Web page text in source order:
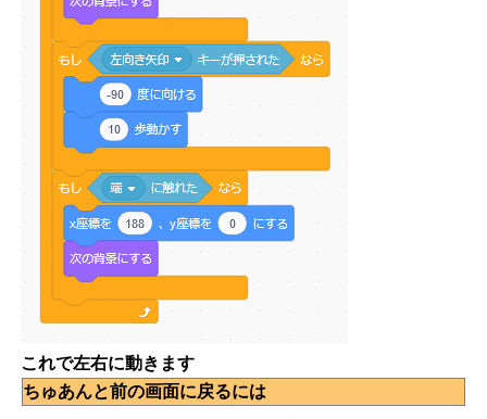
これで左右に動きます
ちゅあんと前の画面に戻るには